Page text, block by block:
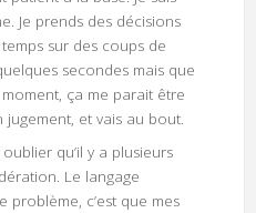
Je prends des décisions
sur des coups de
secondes mais que
ça me parait être
jugement, et vais au bout.
qu’il y a plusieurs
Le langage
problème, c’est que mes